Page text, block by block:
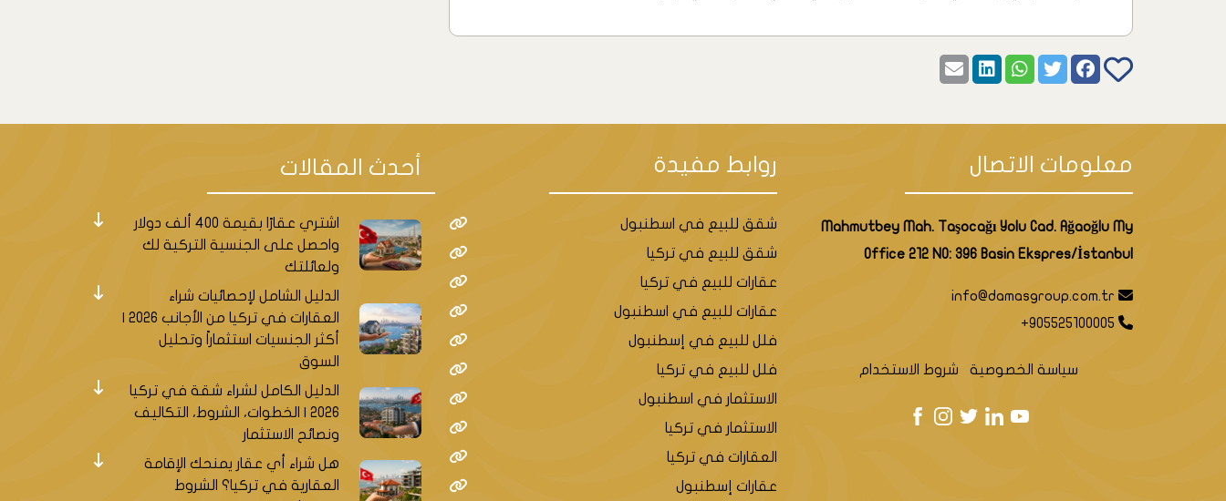
معلومات الاتصال
Mahmutbey Mah. Taşocağı Yolu Cad. Ağaoğlu My
Office 212 NO: 396 Basin Ekspres/İstanbul
info@damasgroup.com.tr
+905525100005
سياسة الخصوصية شروط الاستخدام
روابط مفيدة
شقق للبيع في اسطنبول
شقق للبيع في تركيا
عقارات للبيع في تركيا
عقارات للبيع في اسطنبول
فلل للبيع في إسطنبول
فلل للبيع في تركيا
الاستثمار في اسطنبول
الاستثمار في تركيا
العقارات في تركيا
عقارات إسطنبول
أحدث المقالات
اشتري عقارًا بقيمة 400 ألف دولار
واحصل على الجنسية التركية لك
ولعائلتك
الدليل الشامل لإحصائيات شراء
أكثر الجنسيات استثماراً وتحليل
السوق
الدليل الكامل لشراء شقة في تركيا
2026 | الخطوات، الشروط، التكاليف
ونصائح الاستثمار
هل شراء أي عقار يمنحك الإقامة
العقارية في تركيا؟ الشروط